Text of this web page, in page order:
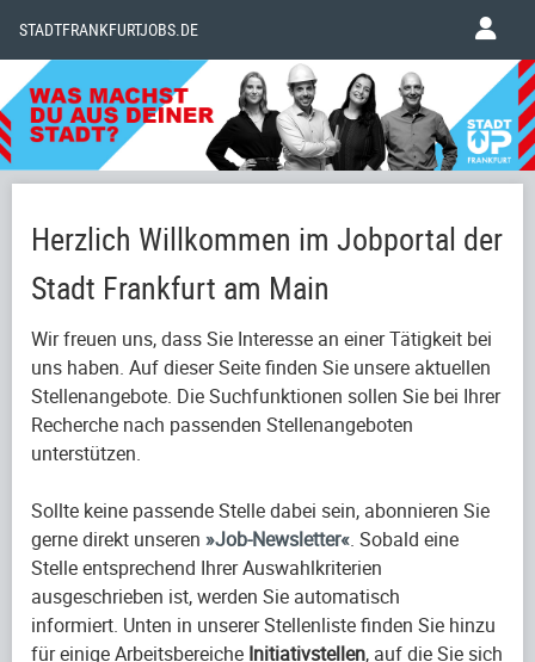
STADTFRANKFURTJOBS.DE
Herzlich Willkommen im Jobportal der
Stadt Frankfurt am Main
Wir freuen uns, dass Sie Interesse an einer Tätigkeit bei
uns haben. Auf dieser Seite finden Sie unsere aktuellen
Stellenangebote. Die Suchfunktionen sollen Sie bei Ihrer
Recherche nach passenden Stellenangeboten
unterstützen.
Sollte keine passende Stelle dabei sein, abonnieren Sie
gerne direkt unseren Job-Newsletter . Sobald eine
Stelle entsprechend Ihrer Auswahlkriterien
ausgeschrieben ist, werden Sie automatisch
informiert. Unten in unserer Stellenliste finden Sie hinzu
für einige Arbeitsbereiche Initiativstellen, auf die Sie sich